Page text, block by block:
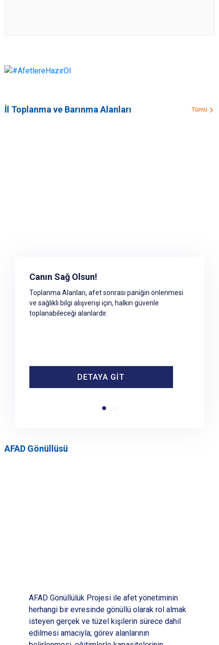
İl Toplanma ve Barınma Alanları Tümü
Toplanma Alanına Erişim
Afet ve acil durum sonrası kullanılacak toplanma
alanlarının tespiti ve mahallinde kontrolüne yönelik
çalışmalar ilgili Belediye tarafından yürütülmektedir.
DETAYA GİT
Canın Sağ Olsun!
Toplanma Alanları, afet sonrası paniğin önlenmesi
ve sağlıklı bilgi alışverişi için, halkın güvenle
toplanabileceği alanlardır.
DETAYA GİT
AFAD Gönüllüsü
AFAD Gönüllülük Projesi ile afet yönetiminin
herhangi bir evresinde gönüllü olarak rol almak
isteyen gerçek ve tüzel kişilerin sürece dahil
edilmesi amacıyla; görev alanlarının